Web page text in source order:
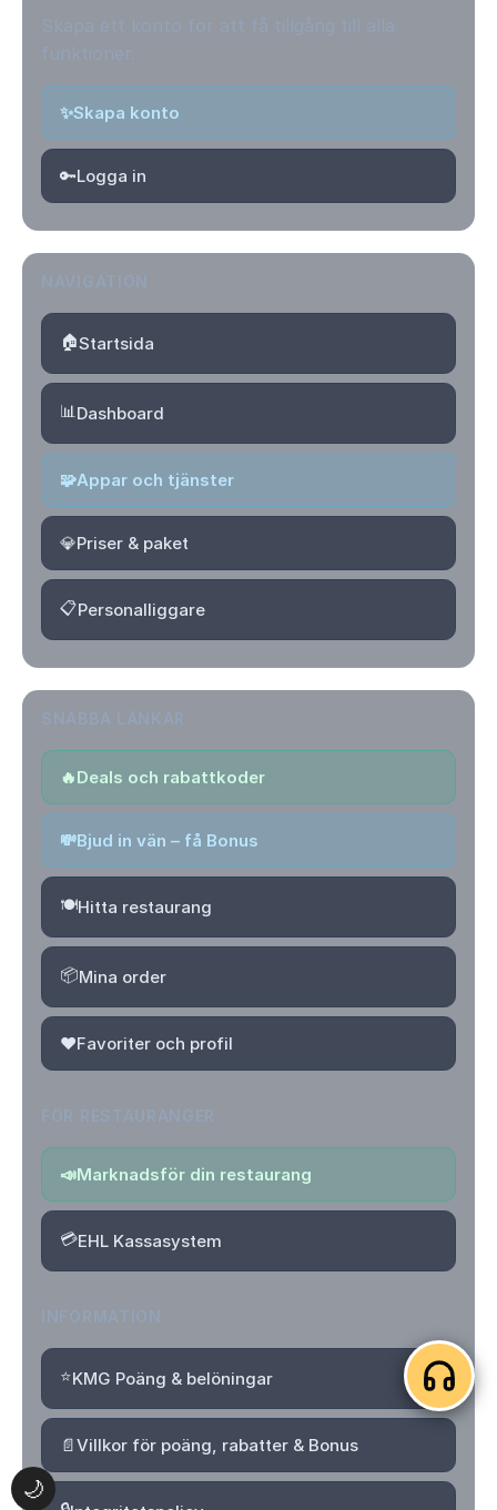
🌙
✨Skapa konto
🔑Logga in
🏠Startsida
📊Dashboard
🧩Appar och tjänster
💎Priser & paket
📋Personalliggare
🔥Deals och rabattkoder
💸Bjud in vän – få Bonus
🍽️Hitta restaurang
📦Mina order
❤️Favoriter och profil
📣Marknadsför din restaurang
💳EHL Kassasystem
⭐KMG Poäng & belöningar
📄Villkor för poäng, rabatter & Bonus